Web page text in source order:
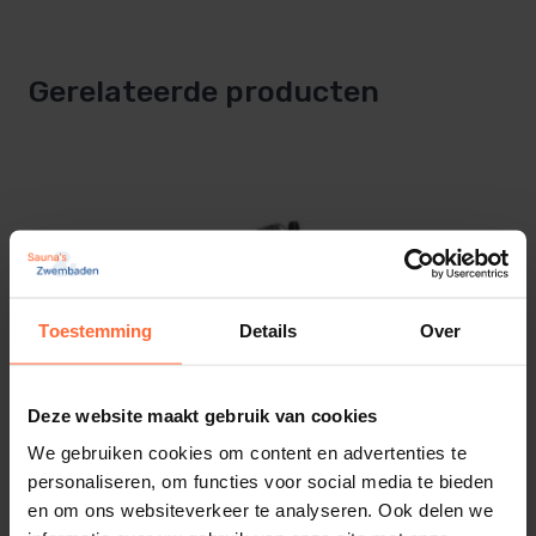
Toestemming Details Over
Deze website maakt gebruik van cookies
We gebruiken cookies om content en advertenties te
personaliseren, om functies voor social media te bieden
en om ons websiteverkeer te analyseren. Ook delen we
Gerelateerde producten